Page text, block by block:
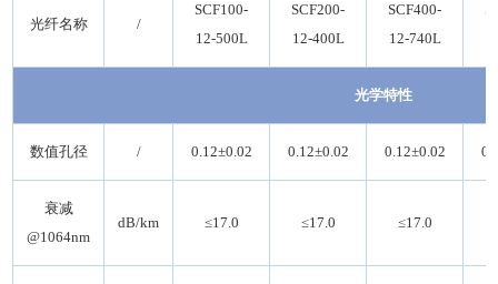
光纤名称 /
SCF100-
12-500L
SCF200-
12-400L
SCF400-
12-740L
光学特性
数值孔径 / 0.12±0.02 0.12±0.02 0.12±0.02
衰减
@1064nm
dB/km ≤17.0 ≤17.0 ≤17.0